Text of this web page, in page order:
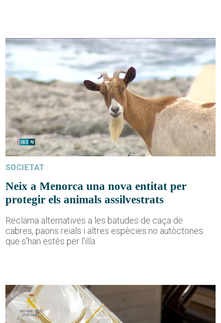
SOCIETAT
Neix a Menorca una nova entitat per
protegir els animals assilvestrats
Reclama alternatives a les batudes de caça de
cabres, paons reials i altres espècies no autòctones
que s'han estès per l'illa